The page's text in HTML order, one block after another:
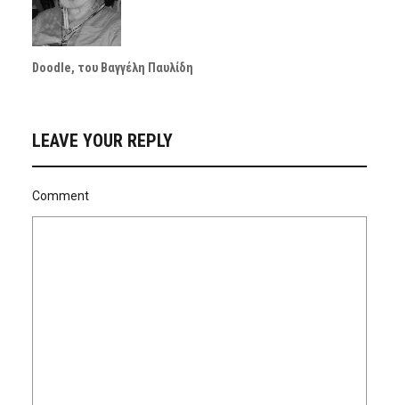
Doodle, του Βαγγέλη Παυλίδη
LEAVE YOUR REPLY
Comment